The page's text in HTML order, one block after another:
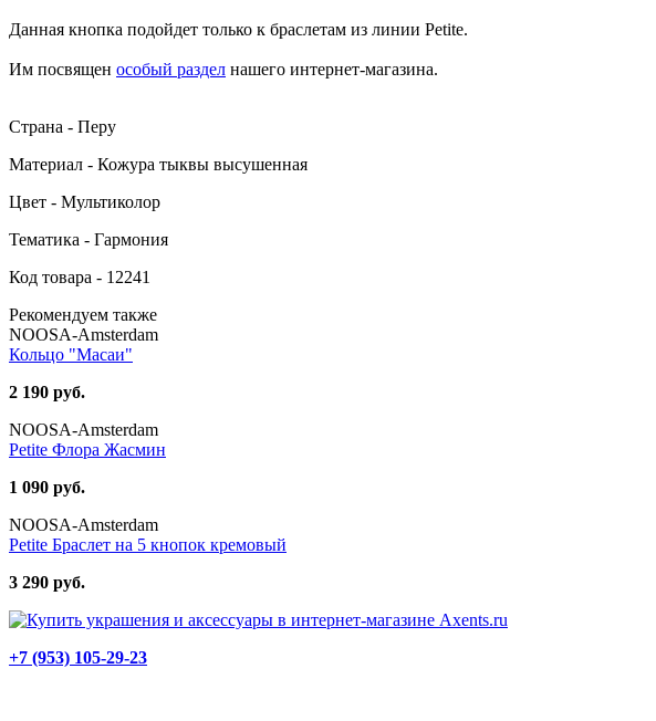
Данная кнопка подойдет только к браслетам из линии Petite.
Им посвящен особый раздел нашего интернет-магазина.
Страна - Перу
Материал - Кожура тыквы высушенная
Цвет - Мультиколор
Тематика - Гармония
Код товара - 12241
Рекомендуем также
NOOSA-Amsterdam
Кольцо "Масаи"
2 190 руб.
NOOSA-Amsterdam
Petite Флора Жасмин
1 090 руб.
NOOSA-Amsterdam
Petite Браслет на 5 кнопок кремовый
3 290 руб.
+7 (953) 105-29-23